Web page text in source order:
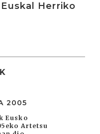
Herriko
2005
Eusko
Artetsu